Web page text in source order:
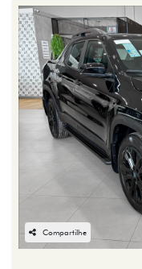
Compartilhe